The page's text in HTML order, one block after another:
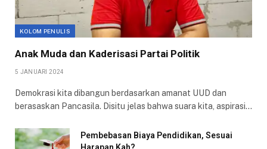
KOLOM PENULIS
Anak Muda dan Kaderisasi Partai Politik
5 JANUARI 2024
Demokrasi kita dibangun berdasarkan amanat UUD dan
berasaskan Pancasila. Disitu jelas bahwa suara kita, aspirasi…
Pembebasan Biaya Pendidikan, Sesuai